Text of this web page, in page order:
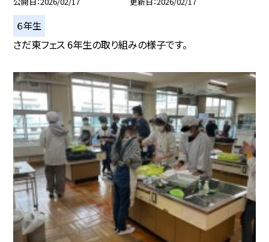
６年生
さだ東フェス 6年生の取り組みの様子です。